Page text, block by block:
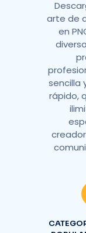
arte de
en
sencilla
rápido,